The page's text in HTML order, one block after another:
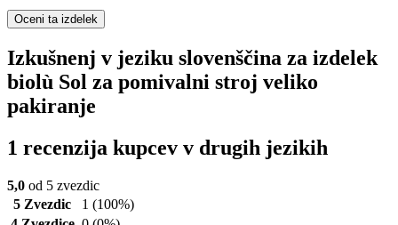
Oceni ta izdelek
Izkušnenj v jeziku slovenščina za izdelek
biolù Sol za pomivalni stroj veliko
pakiranje
1 recenzija kupcev v drugih jezikih
5,0 od 5 zvezdic
5 Zvezdic
1 (100%)